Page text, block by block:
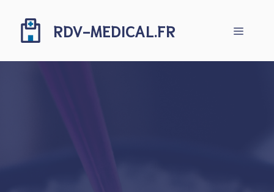
contenu
RDV-MEDICAL.FR Menu